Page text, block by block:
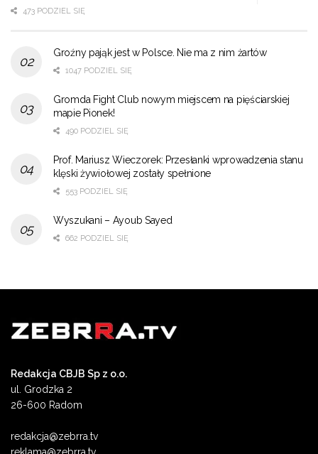
473 PODZIEL SIĘ
Groźny pająk jest w Polsce. Nie ma z nim żartów
1047 PODZIEL SIĘ
Gromda Fight Club nowym miejscem na pięściarskiej
mapie Pionek!
490 PODZIEL SIĘ
Prof. Mariusz Wieczorek: Przesłanki wprowadzenia stanu
klęski żywiołowej zostały spełnione
553 PODZIEL SIĘ
Wyszukani – Ayoub Sayed
662 PODZIEL SIĘ
Redakcja CBJB Sp z o.o.
ul. Grodzka 2
26-600 Radom
redakcja@zebrra.tv
reklama@zebrra.tv